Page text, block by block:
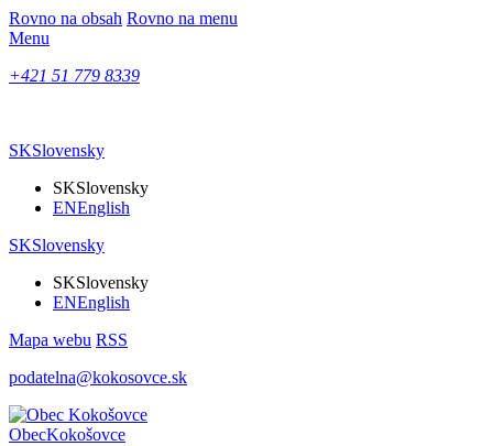
Rovno na obsah Rovno na menu
Menu
+421 51 779 8339
SKSlovensky
SKSlovensky
ENEnglish
SKSlovensky
SKSlovensky
ENEnglish
Mapa webu RSS
podatelna@kokosovce.sk
ObecKokošovce